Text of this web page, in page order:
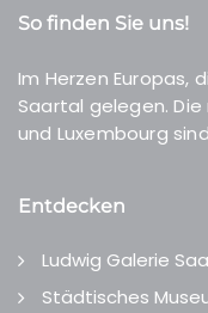
So finden Sie uns!
Im Herzen Europas,
Saartal gelegen.
und Luxembourg
Entdecken
Ludwig Galerie
Städtisches